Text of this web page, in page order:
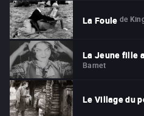
La Foule de
La Jeune fille
Barnet
Le Village du